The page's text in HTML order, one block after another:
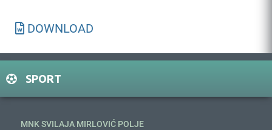
DOWNLOAD
SPORT
MNK SVILAJA MIRLOVIĆ POLJE